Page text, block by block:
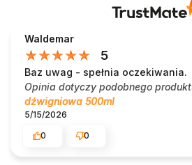
Waldemar
5
Baz uwag - spełnia oczekiwania.
Opinia dotyczy podobnego
dźwigniowa 500ml
5/15/2026
0
0